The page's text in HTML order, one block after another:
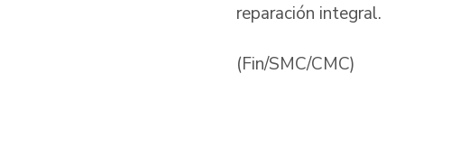
reparación integral.
(Fin/SMC/CMC)